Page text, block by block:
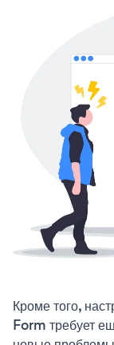
Кроме того,
Form требует